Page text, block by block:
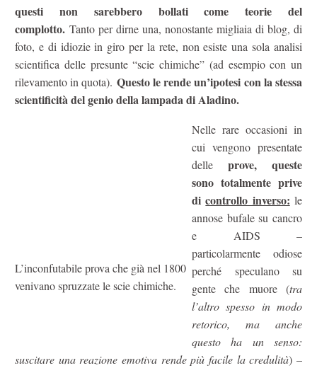
questi non sarebbero bollati come teorie del
complotto. Tanto per dirne una, nonostante migliaia di blog, di
foto, e di idiozie in giro per la rete, non esiste una sola analisi
scientifica delle presunte “scie chimiche” (ad esempio con un
rilevamento in quota). Questo le rende un’ipotesi con la stessa
scientificità del genio della lampada di Aladino.
L’inconfutabile prova che già nel 1800
venivano spruzzate le scie chimiche.
Nelle rare occasioni in
cui vengono presentate
delle prove, queste
sono totalmente prive
dicontrollo inverso: le
annose bufale su cancro
e AIDS –
particolarmente odiose
perché speculano su
gente che muore (tra
l’altro spesso in modo
retorico, ma anche
questo ha un senso:
suscitare una reazione emotiva rende più facile la credulità) –